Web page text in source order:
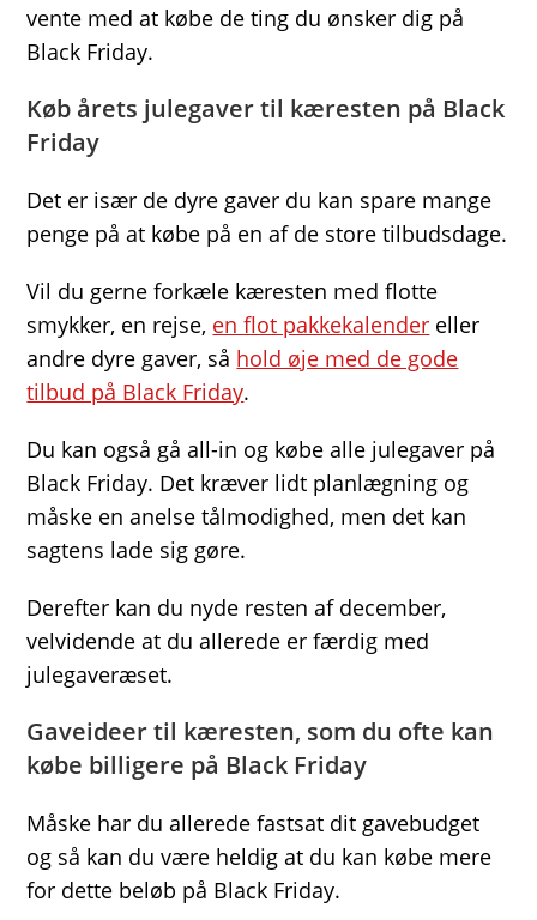
vente med at købe de ting du ønsker dig på
Black Friday.
Køb årets julegaver til kæresten på Black
Friday
Det er især de dyre gaver du kan spare mange
penge på at købe på en af de store tilbudsdage.
Vil du gerne forkæle kæresten med flotte
smykker, en rejse, en flot pakkekalender eller
andre dyre gaver, så hold øje med de gode
tilbud på Black Friday.
Du kan også gå all-in og købe alle julegaver på
Black Friday. Det kræver lidt planlægning og
måske en anelse tålmodighed, men det kan
sagtens lade sig gøre.
Derefter kan du nyde resten af december,
velvidende at du allerede er færdig med
julegaveræset.
Gaveideer til kæresten, som du ofte kan
købe billigere på Black Friday
Måske har du allerede fastsat dit gavebudget
og så kan du være heldig at du kan købe mere
for dette beløb på Black Friday.